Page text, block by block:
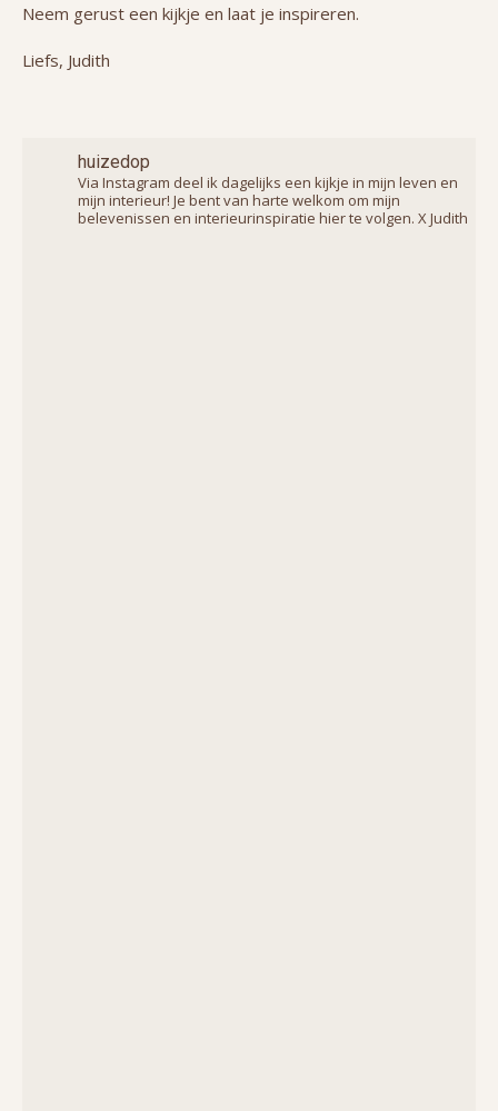
Neem gerust een kijkje en laat je inspireren.
Liefs, Judith
huizedop
Via Instagram deel ik dagelijks een kijkje in mijn leven en
mijn interieur! Je bent van harte welkom om mijn
belevenissen en interieurinspiratie hier te volgen. X Judith